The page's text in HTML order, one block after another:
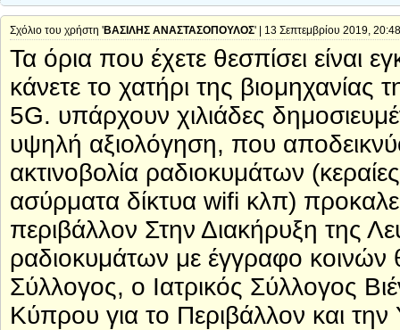
Σχόλιο του χρήστη 'ΒΑΣΙΛΗΣ ΑΝΑΣΤΑΣΟΠΟΥΛΟΣ' | 13 Σεπτεμβρίου 2019, 20:48
Τα όρια που έχετε θεσπίσει είναι
κάνετε το χατήρι της βιομηχανίας
5G. υπάρχουν χιλιάδες
υψηλή αξιολόγηση, που
ακτινοβολία ραδιοκυμάτων
ασύρματα δίκτυα wifi κλπ)
περιβάλλον Στην Διακήρυξη της
ραδιοκυμάτων με έγγραφο κοινών
Σύλλογος, ο Ιατρικός Σύλλογος
Κύπρου για το Περιβάλλον και την